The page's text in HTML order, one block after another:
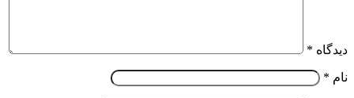
دیدگاه *
نام *